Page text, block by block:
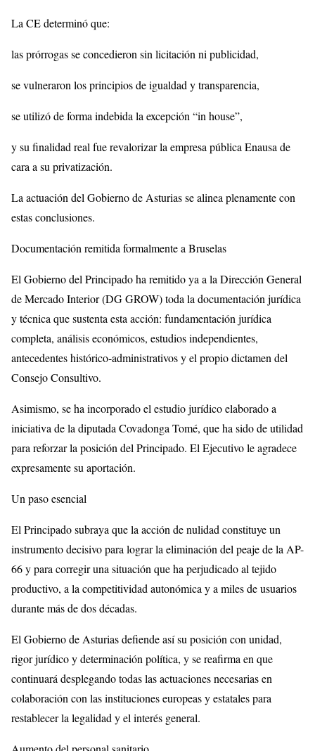
La CE determinó que:
las prórrogas se concedieron sin licitación ni publicidad,
se vulneraron los principios de igualdad y transparencia,
se utilizó de forma indebida la excepción “in house”,
y su finalidad real fue revalorizar la empresa pública Enausa de
cara a su privatización.
La actuación del Gobierno de Asturias se alinea plenamente con
estas conclusiones.
Documentación remitida formalmente a Bruselas
El Gobierno del Principado ha remitido ya a la Dirección General
de Mercado Interior (DG GROW) toda la documentación jurídica
y técnica que sustenta esta acción: fundamentación jurídica
completa, análisis económicos, estudios independientes,
antecedentes histórico-administrativos y el propio dictamen del
Consejo Consultivo.
Asimismo, se ha incorporado el estudio jurídico elaborado a
iniciativa de la diputada Covadonga Tomé, que ha sido de utilidad
para reforzar la posición del Principado. El Ejecutivo le agradece
expresamente su aportación.
Un paso esencial
El Principado subraya que la acción de nulidad constituye un
instrumento decisivo para lograr la eliminación del peaje de la AP-
66 y para corregir una situación que ha perjudicado al tejido
productivo, a la competitividad autonómica y a miles de usuarios
durante más de dos décadas.
El Gobierno de Asturias defiende así su posición con unidad,
rigor jurídico y determinación política, y se reafirma en que
continuará desplegando todas las actuaciones necesarias en
colaboración con las instituciones europeas y estatales para
restablecer la legalidad y el interés general.